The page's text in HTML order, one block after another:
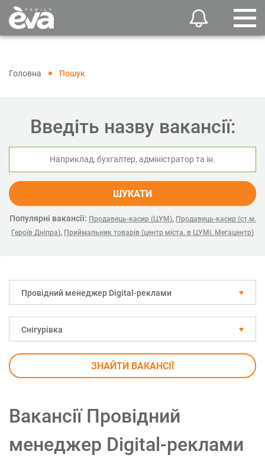
Головна Пошук
Введіть назву вакансії:
ШУКАТИ
Популярні вакансії: Продавець-касир (ЦУМ), Продавець-касир (ст.м.
Героїв Дніпра), Приймальник товарів (центр міста, в ЦУМі, Мегацентр)
Провідний менеджер Digital-реклами
Снігурівка
ЗНАЙТИ ВАКАНСІЇ
Вакансії Провідний
менеджер Digital-реклами